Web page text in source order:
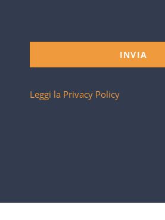
INVIA
Leggi la Privacy Policy